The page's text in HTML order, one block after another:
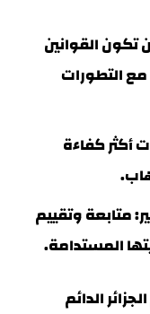
تكون القوانين
التطورات
أكثر كفاءة
متابعة وتقييم
المستدامة.
الدائم